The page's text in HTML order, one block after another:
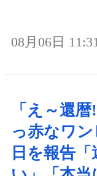
08月06日 11:31
「え～還
っ赤なワ
日を報告